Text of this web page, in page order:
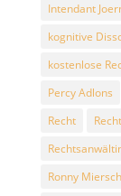
Intendant
kognitive
kostenlose
Percy Adlons
Recht
Ronny Miersch